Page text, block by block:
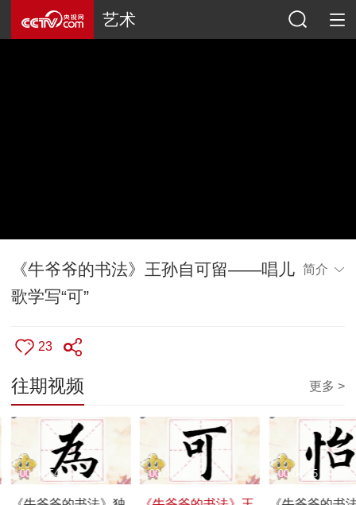
艺术
《牛爷爷的书法》王孙自可留——唱儿
歌学写“可”
简介
23
往期视频 更多 >
00:04:54 00:04:55 00:04:55